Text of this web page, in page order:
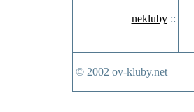
nekluby::
© 2002 ov-kluby.net